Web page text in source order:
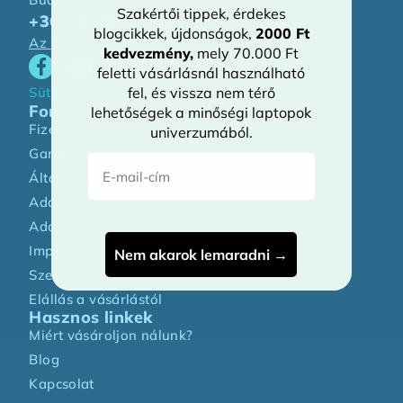
+36-30-7939-000
Az e-mail-címért kattintson »
Sütibeállítás
Fontos információk
Fizetés és szállítás
Garancia
Általános Szerződési Feltételek
Adatvédelmi tájékoztató
Adattörlő kód
Impresszum
Szervizpartnerség
Elállás a vásárlástól
Hasznos linkek
Miért vásároljon nálunk?
Blog
Kapcsolat
Szakértői tippek, érdekes
blogcikkek, újdonságok, 2000 Ft
kedvezmény, mely 70.000 Ft
feletti vásárlásnál használható
fel, és vissza nem térő
lehetőségek a minőségi laptopok
univerzumából.
Nem akarok lemaradni →